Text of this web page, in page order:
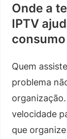
Onde a
IPTV
consumo
Quem
problema
velocidade
que